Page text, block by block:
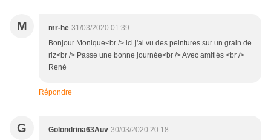
M mr-he 31/03/2020 01:39
Bonjour Monique<br /> ici j'ai vu des peintures sur un grain de
riz<br /> Passe une bonne journée<br /> Avec amitiés <br />
René
Répondre
G Golondrina63Auv 30/03/2020 20:18